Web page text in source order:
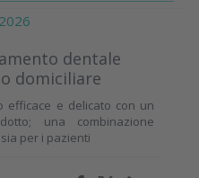
dentale
domiciliare
efficace e delicato con un
una combinazione
per i pazienti